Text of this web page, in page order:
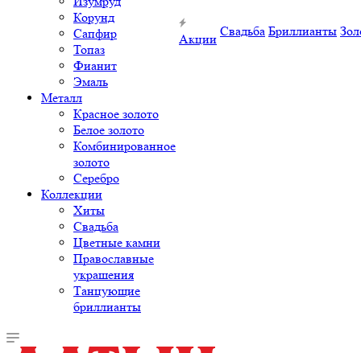
Корунд
Сапфир
Топаз
Фианит
Эмаль
Металл
Красное золото
Белое золото
Комбинированное
золото
Серебро
Коллекции
Хиты
Свадьба
Цветные камни
Православные
украшения
Танцующие
бриллианты
Акции
Свадьба Бриллианты